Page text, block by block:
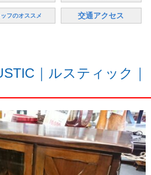
フのオススメ 交通アクセス
｜ルスティック｜